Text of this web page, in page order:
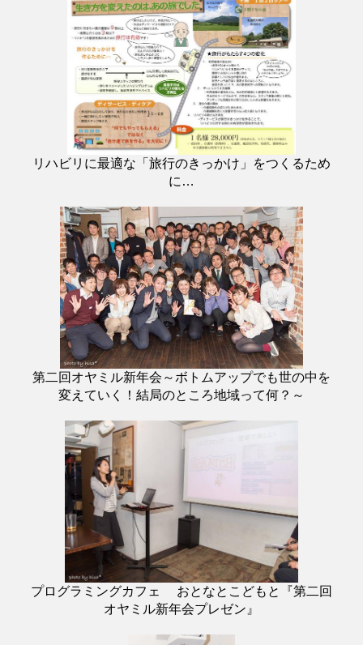
リハビリに最適な「旅行のきっかけ」をつくるため
に…
第二回オヤミル新年会～ボトムアップでも世の中を
変えていく！結局のところ地域って何？～
プログラミングカフェ おとなとこどもと『第二回
オヤミル新年会プレゼン』